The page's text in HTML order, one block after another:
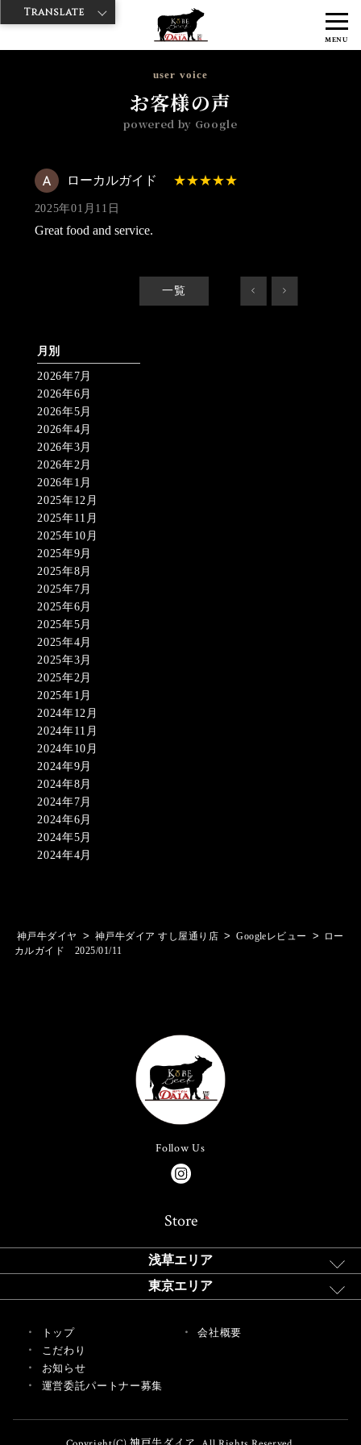
MENU
神戸牛ダイヤ > 神戸牛ダイア すし屋通り店
ロー
user voice
お客様の声
powered by Google
ローカルガイド
2025年01月11日
Great food and service.
一覧 < >
月別
2026年7月
2026年6月
2026年5月
2026年4月
2026年3月
2026年2月
2026年1月
2025年12月
2025年11月
2025年10月
2025年9月
2025年8月
2025年7月
2025年6月
2025年5月
2025年4月
2025年3月
2025年2月
2025年1月
2024年12月
2024年11月
2024年10月
2024年9月
2024年8月
2024年7月
2024年6月
2024年5月
2024年4月
神戸牛ダイヤ > 神戸牛ダイア すし屋通り店 > Googleレビュー >
ロー
カルガイド 2025/01/11
Follow Us
Store
浅草エリア
東京エリア
トップ
こだわり
お知らせ
運営委託パートナー募集
会社概要
Translate